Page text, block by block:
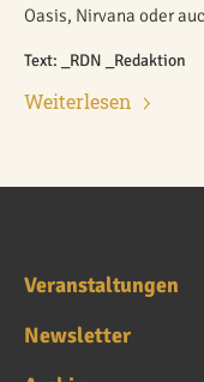
Oasis, Nirvana oder
Text: _RDN _Redaktion
Weiterlesen
Veranstaltungen
Newsletter